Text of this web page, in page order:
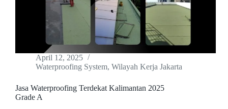
April 12, 2025
Waterproofing System, Wilayah Kerja Jakarta
Jasa Waterproofing Terdekat Kalimantan 2025
Grade A